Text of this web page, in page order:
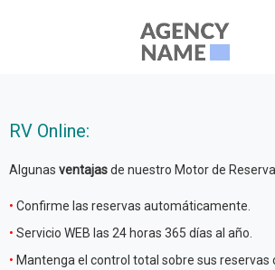
RV Online:
Algunas ventajasde nuestro Motor de
• Confirme las reservas automáticamente.
• Servicio WEB las 24 horas 365 días al año.
• Mantenga el control total sobre sus reservas